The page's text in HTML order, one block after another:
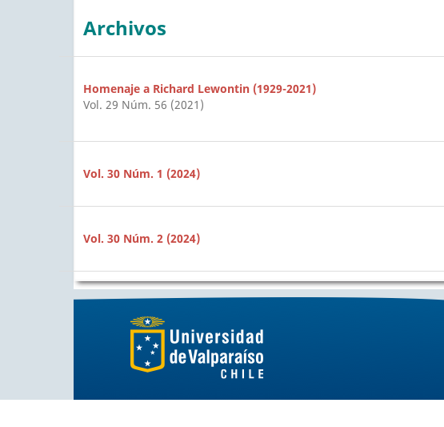
Archivos
Homenaje a Richard Lewontin (1929-2021)
Vol. 29 Núm. 56 (2021)
Vol. 30 Núm. 1 (2024)
Vol. 30 Núm. 2 (2024)